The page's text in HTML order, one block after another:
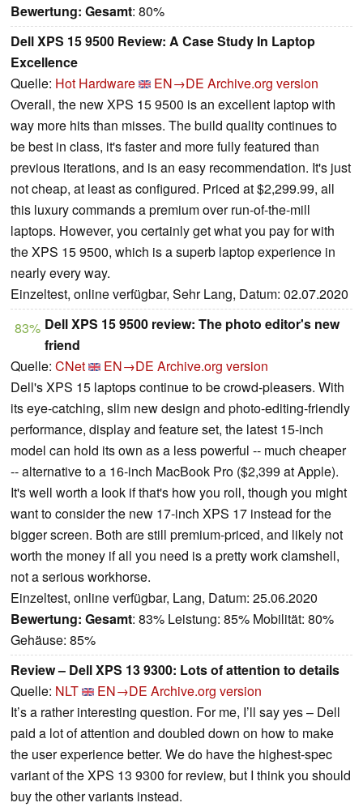
Bewertung: Gesamt: 80%
Dell XPS 15 9500 Review: A Case Study In Laptop
Excellence
Quelle: Hot Hardware EN→DE Archive.org version
Overall, the new XPS 15 9500 is an excellent laptop with
way more hits than misses. The build quality continues to
be best in class, it's faster and more fully featured than
previous iterations, and is an easy recommendation. It's just
not cheap, at least as configured. Priced at $2,299.99, all
this luxury commands a premium over run-of-the-mill
laptops. However, you certainly get what you pay for with
the XPS 15 9500, which is a superb laptop experience in
nearly every way.
Einzeltest, online verfügbar, Sehr Lang, Datum: 02.07.2020
83% Dell XPS 15 9500 review: The photo editor's new
friend
Quelle: CNet EN→DE Archive.org version
Dell's XPS 15 laptops continue to be crowd-pleasers. With
its eye-catching, slim new design and photo-editing-friendly
performance, display and feature set, the latest 15-inch
model can hold its own as a less powerful -- much cheaper
-- alternative to a 16-inch MacBook Pro ($2,399 at Apple).
It's well worth a look if that's how you roll, though you might
want to consider the new 17-inch XPS 17 instead for the
bigger screen. Both are still premium-priced, and likely not
worth the money if all you need is a pretty work clamshell,
not a serious workhorse.
Einzeltest, online verfügbar, Lang, Datum: 25.06.2020
Bewertung: Gesamt: 83% Leistung: 85% Mobilität: 80%
Gehäuse: 85%
Review – Dell XPS 13 9300: Lots of attention to details
Quelle: NLT EN→DE Archive.org version
It’s a rather interesting question. For me, I’ll say yes – Dell
paid a lot of attention and doubled down on how to make
the user experience better. We do have the highest-spec
variant of the XPS 13 9300 for review, but I think you should
buy the other variants instead.